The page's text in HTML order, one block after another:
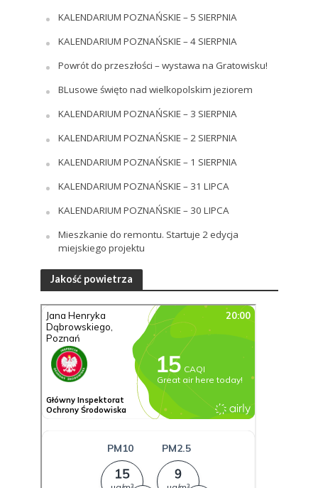
KALENDARIUM POZNAŃSKIE – 5 SIERPNIA
KALENDARIUM POZNAŃSKIE – 4 SIERPNIA
Powrót do przeszłości – wystawa na Gratowisku!
BLusowe święto nad wielkopolskim jeziorem
KALENDARIUM POZNAŃSKIE – 3 SIERPNIA
KALENDARIUM POZNAŃSKIE – 2 SIERPNIA
KALENDARIUM POZNAŃSKIE – 1 SIERPNIA
KALENDARIUM POZNAŃSKIE – 31 LIPCA
KALENDARIUM POZNAŃSKIE – 30 LIPCA
Mieszkanie do remontu. Startuje 2 edycja
miejskiego projektu
Jakość powietrza